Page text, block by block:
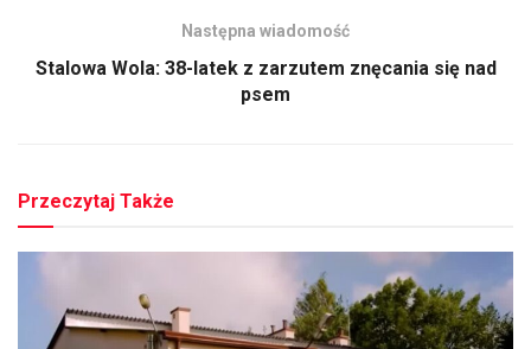
Następna wiadomość
Stalowa Wola: 38-latek z zarzutem znęcania się nad
psem
Przeczytaj Także